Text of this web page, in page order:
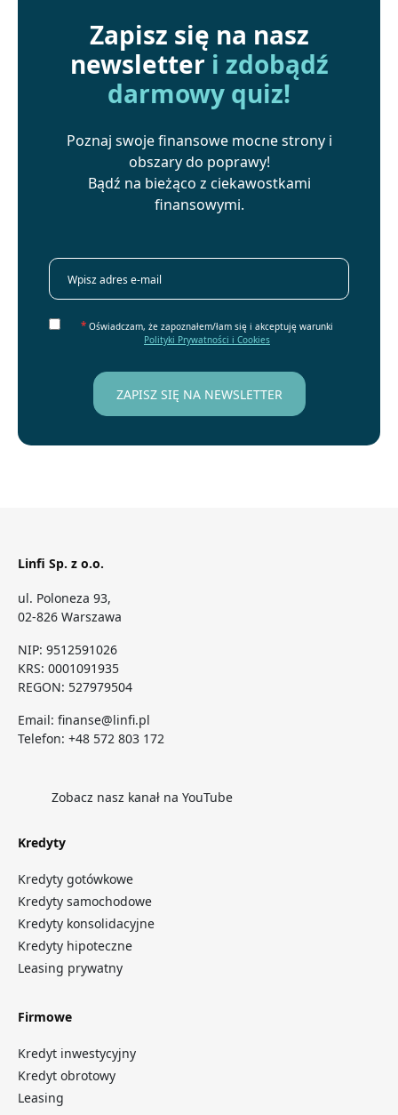
Zapisz się na nasz
newsletter i zdobądź
darmowy quiz!
Poznaj swoje finansowe mocne strony i
obszary do poprawy!
Bądź na bieżąco z ciekawostkami
finansowymi.
* Oświadczam, że zapoznałem/łam się i akceptuję warunki
Polityki Prywatności i Cookies
Linfi Sp. z o.o.
ul. Poloneza 93,
02-826 Warszawa
NIP: 9512591026
KRS: 0001091935
REGON: 527979504
Email: finanse@linfi.pl
Telefon: +48 572 803 172
Zobacz nasz kanał na YouTube
Kredyty
Kredyty gotówkowe
Kredyty samochodowe
Kredyty konsolidacyjne
Kredyty hipoteczne
Leasing prywatny
Firmowe
Kredyt inwestycyjny
Kredyt obrotowy
Leasing